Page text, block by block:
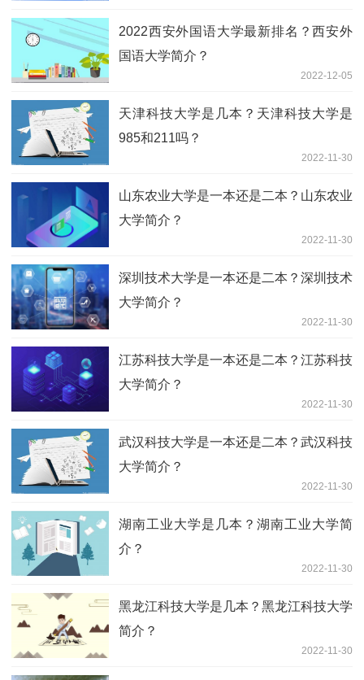
2022西安外国语大学最新排名？西安外
国语大学简介？
2022-12-05
天津科技大学是几本？天津科技大学是
985和211吗？
2022-11-30
山东农业大学是一本还是二本？山东农业
大学简介？
2022-11-30
深圳技术大学是一本还是二本？深圳技术
大学简介？
2022-11-30
江苏科技大学是一本还是二本？江苏科技
大学简介？
2022-11-30
武汉科技大学是一本还是二本？武汉科技
大学简介？
2022-11-30
湖南工业大学是几本？湖南工业大学简
介？
2022-11-30
黑龙江科技大学是几本？黑龙江科技大学
简介？
2022-11-30